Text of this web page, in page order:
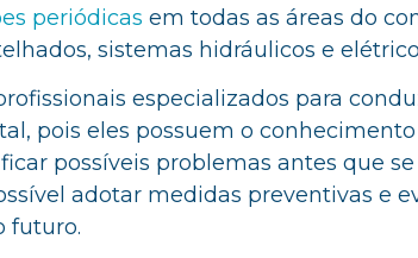
periódicas em todas as áreas do
sistemas hidráulicos e
especializados para
pois eles possuem o
possíveis problemas antes que se
adotar medidas preventivas e
futuro.